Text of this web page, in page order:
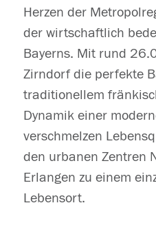
Herzen der
der wirtschaftlich
Bayerns. Mit rund
Zirndorf die perfekte
traditionellem
Dynamik einer
verschmelzen
den urbanen Zentren
Erlangen zu einem
Lebensort.